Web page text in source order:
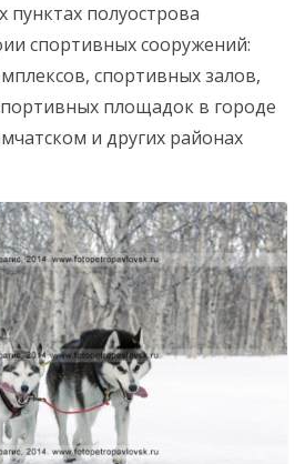
пунктах полуострова
спортивных сооружений:
спортивных залов,
площадок в городе
и других районах